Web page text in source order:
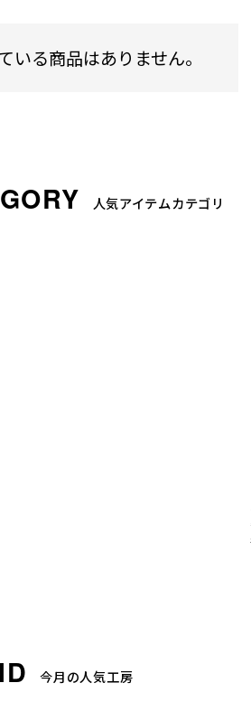
いる商品はありません。
人気アイテムカテゴリ
今月の人気工房